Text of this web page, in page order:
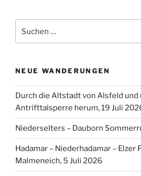
nach:
NEUE WANDERUNGEN
Durch die Altstadt von Alsfeld und
Antrifttalsperre herum, 19 Juli
Niederselters – Dauborn
Hadamar – Niederhadamar – Elzer
Malmeneich, 5 Juli 2026